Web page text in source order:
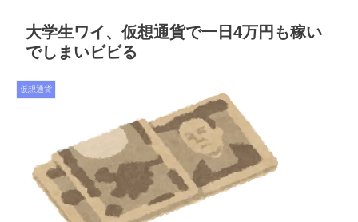
大学生ワイ、仮想通貨で一日4万円も稼い
でしまいビビる
仮想通貨